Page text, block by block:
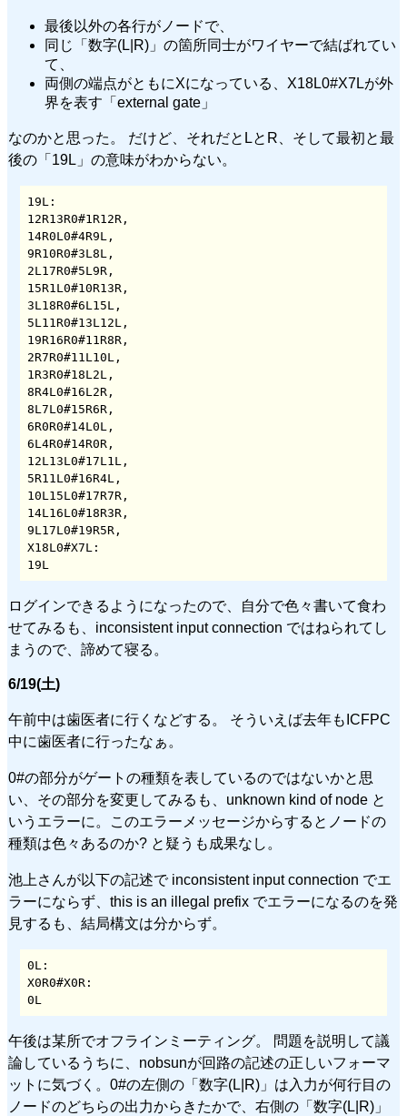
最後以外の各行がノードで、
同じ「数字(L|R)」の箇所同士がワイヤーで結ばれてい
て、
両側の端点がともにXになっている、X18L0#X7Lが外
界を表す「external gate」
なのかと思った。 だけど、それだとLとR、そして最初と最
後の「19L」の意味がわからない。
19L:
12R13R0#1R12R,
14R0L0#4R9L,
9R10R0#3L8L,
2L17R0#5L9R,
15R1L0#10R13R,
3L18R0#6L15L,
5L11R0#13L12L,
19R16R0#11R8R,
2R7R0#11L10L,
1R3R0#18L2L,
8R4L0#16L2R,
8L7L0#15R6R,
6R0R0#14L0L,
6L4R0#14R0R,
12L13L0#17L1L,
5R11L0#16R4L,
10L15L0#17R7R,
14L16L0#18R3R,
9L17L0#19R5R,
X18L0#X7L:
19L
ログインできるようになったので、自分で色々書いて食わ
せてみるも、inconsistent input connection ではねられてし
まうので、諦めて寝る。
6/19(土)
午前中は歯医者に行くなどする。 そういえば去年もICFPC
中に歯医者に行ったなぁ。
0#の部分がゲートの種類を表しているのではないかと思
い、その部分を変更してみるも、unknown kind of node と
いうエラーに。このエラーメッセージからするとノードの
種類は色々あるのか? と疑うも成果なし。
池上さんが以下の記述で inconsistent input connection でエ
ラーにならず、this is an illegal prefix でエラーになるのを発
見するも、結局構文は分からず。
0L:
X0R0#X0R:
0L
午後は某所でオフラインミーティング。 問題を説明して議
論しているうちに、nobsunが回路の記述の正しいフォーマ
ットに気づく。0#の左側の「数字(L|R)」は入力が何行目の
ノードのどちらの出力からきたかで、右側の「数字(L|R)」